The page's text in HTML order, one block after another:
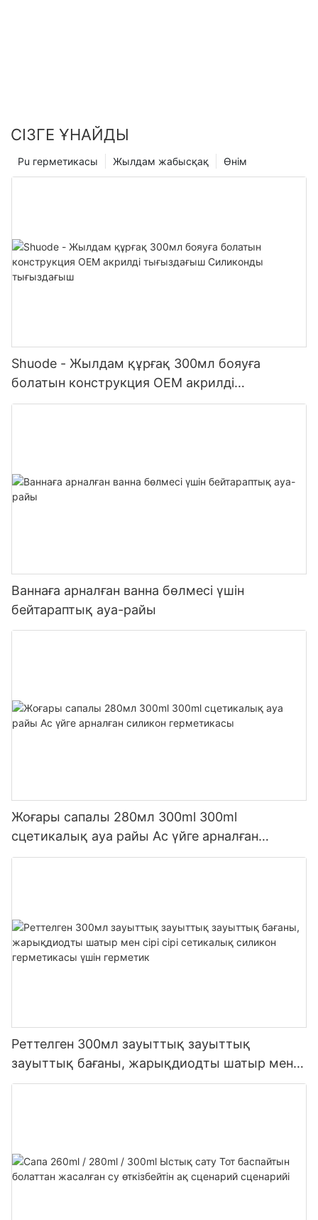
СІЗГЕ ҰНАЙДЫ
Өнім
Жылдам жабысқақ
Pu герметикасы
Shuode - Жылдам құрғақ 300мл бояуға
болатын конструкция OEM акрилді
тығыздағыш Силиконды тығыздағыш
Ваннаға арналған ванна бөлмесі үшін
бейтараптық ауа-райы
Жоғары сапалы 280мл 300ml 300ml
сцетикалық ауа райы Ас үйге арналған
силикон герметикасы
Реттелген 300мл зауыттық зауыттық
зауыттық бағаны, жарықдиодты шатыр мен
сірі сірі сетикалық силикон герметикасы үшін